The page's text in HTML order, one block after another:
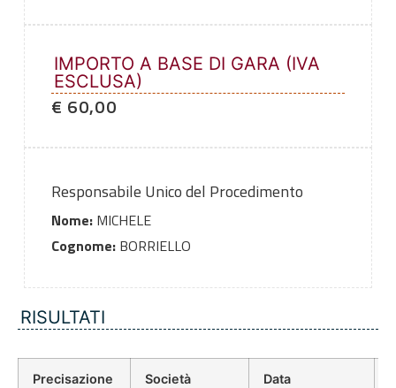
IMPORTO A BASE DI GARA (IVA
ESCLUSA)
€ 60,00
Responsabile Unico del Procedimento
Nome:MICHELE
Cognome:BORRIELLO
RISULTATI
Precisazione
Società
Data